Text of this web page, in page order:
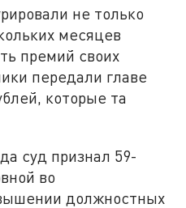
не только
месяцев
премий своих
передали главе
которые та
суд признал 59-
во
должностных